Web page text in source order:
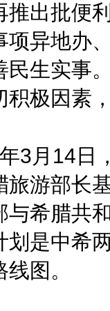
推出批便
项异地办
民生实事
积极因素
3月14日
旅游部长
与希腊共
划是中希
图。